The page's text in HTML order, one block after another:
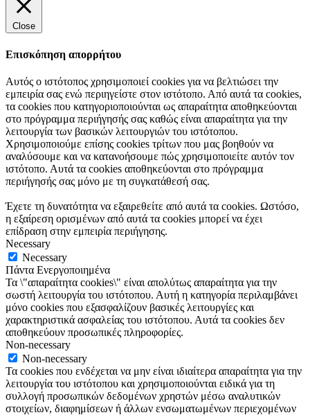
Close
Επισκόπηση απορρήτου
Αυτός ο ιστότοπος χρησιμοποιεί cookies για να βελτιώσει την
εμπειρία σας ενώ περιηγείστε στον ιστότοπο. Από αυτά τα cookies,
τα cookies που κατηγοριοποιούνται ως απαραίτητα αποθηκεύονται
στο πρόγραμμα περιήγησής σας καθώς είναι απαραίτητα για την
λειτουργία των βασικών λειτουργιών του ιστότοπου.
Χρησιμοποιούμε επίσης cookies τρίτων που μας βοηθούν να
αναλύσουμε και να κατανοήσουμε πώς χρησιμοποιείτε αυτόν τον
ιστότοπο. Αυτά τα cookies αποθηκεύονται στο πρόγραμμα
περιήγησής σας μόνο με τη συγκατάθεσή σας.
Έχετε τη δυνατότητα να εξαιρεθείτε από αυτά τα cookies. Ωστόσο,
η εξαίρεση ορισμένων από αυτά τα cookies μπορεί να έχει
επίδραση στην εμπειρία περιήγησης.
Necessary
Necessary
Πάντα Ενεργοποιημένα
Τα \"απαραίτητα cookies\" είναι απολύτως απαραίτητα για την
σωστή λειτουργία του ιστότοπου. Αυτή η κατηγορία περιλαμβάνει
μόνο cookies που εξασφαλίζουν βασικές λειτουργίες και
χαρακτηριστικά ασφαλείας του ιστότοπου. Αυτά τα cookies δεν
αποθηκεύουν προσωπικές πληροφορίες.
Non-necessary
Non-necessary
Τα cookies που ενδέχεται να μην είναι ιδιαίτερα απαραίτητα για την
λειτουργία του ιστότοπου και χρησιμοποιούνται ειδικά για τη
συλλογή προσωπικών δεδομένων χρηστών μέσω αναλυτικών
στοιχείων, διαφημίσεων ή άλλων ενσωματωμένων περιεχομένων